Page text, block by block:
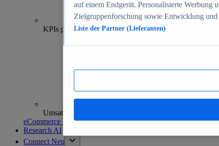
70+
KPIs pro Shop
Umsatzanalysen und -prognosen
eCommerce Insights entdecken
Research AI
Connect Neu
auf einem Endgerät. Personalisierte Werbung
Zielgruppenforschung sowie Entwicklung
Liste der Partner (Lieferanten)